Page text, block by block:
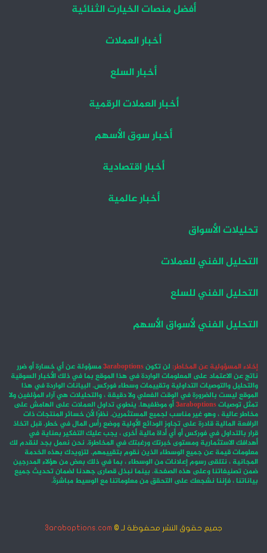
أفضل منصات الخيارت الثنائية
أخبار العملات
أخبار السلع
أخبار العملات الرقمية
أخبار سوق الأسهم
أخبار اقتصادية
أخبار عالمية
تحليلات الأسواق
التحليل الفني للعملات
التحليل الفني للسلع
التحليل الفني لأسواق الأسهم
إخلاء المسؤولية عن المخاطر: لن تكون3araboptionsمسؤولة عن أي خسارة أو ضرر
ناتج عن الاعتماد على المعلومات الواردة في هذا الموقع بما في ذلك الأخبار السوقية
والتحليل والتوصيات التداولية وتقييمات وسطاء فوركس. البيانات الواردة في هذا
الموقع ليست بالضرورة في الوقت الفعلي ولا دقيقة ، والتحليلات هي آراء المؤلفين ولا
تمثل توصيات3araboptionsأو موظفيها. ينطوي تداول العملات على الهامش على
مخاطر عالية ، وهو غير مناسب لجميع المستثمرين. نظرًا لأن خسائر المنتجات ذات
الرافعة المالية قادرة على تجاوز الودائع الأولية ووضع رأس المال في خطر. قبل اتخاذ
قرار بالتداول في فوركس أو أي أداة مالية أخرى ، يجب عليك التفكير بعناية في
أهدافك الاستثمارية ومستوى خبرتك ورغبتك في المخاطرة. نحن نعمل بجد لنقدم لك
معلومات قيمة عن جميع الوسطاء الذين نقوم بتقييمهم. لتزويدك بهذه الخدمة
المجانية ، نتلقى رسوم إعلانات من الوسطاء ، بما في ذلك بعض من هؤلاء المدرجين
ضمن تصنيفاتنا وعلى هذه الصفحة. بينما نبذل قصارى جهدنا لضمان تحديث جميع
بياناتنا ، فإننا نشجعك على التحقق من معلوماتنا مع الوسيط مباشرةً.
جميع حقوق النشر محفوظة لـ © 3araboptions.com